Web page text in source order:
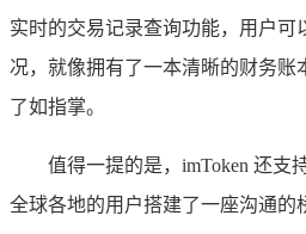
实时的交易记录查询功能，用户可
况，就像拥有了一本清晰的财务账
了如指掌。
值得一提的是，imToken 还支
全球各地的用户搭建了一座沟通的